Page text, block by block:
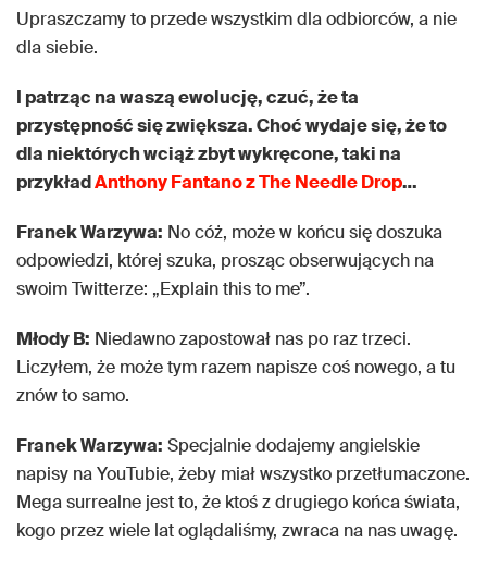
Upraszczamy to przede wszystkim dla odbiorców, a nie
dla siebie.
I patrząc na waszą ewolucję, czuć, że ta
przystępność się zwiększa. Choć wydaje się, że to
dla niektórych wciąż zbyt wykręcone, taki na
przykładAnthony Fantano z The Needle Drop…
Franek Warzywa: No cóż, może w końcu się doszuka
odpowiedzi, której szuka, prosząc obserwujących na
swoim Twitterze: „Explain this to me”.
Młody B: Niedawno zapostował nas po raz trzeci.
Liczyłem, że może tym razem napisze coś nowego, a tu
znów to samo.
Franek Warzywa: Specjalnie dodajemy angielskie
napisy na YouTubie, żeby miał wszystko przetłumaczone.
Mega surrealne jest to, że ktoś z drugiego końca świata,
kogo przez wiele lat oglądaliśmy, zwraca na nas uwagę.